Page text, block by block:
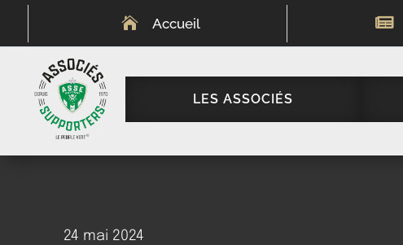
 Accueil 
LES ASSOCIÉS
24 mai 2024